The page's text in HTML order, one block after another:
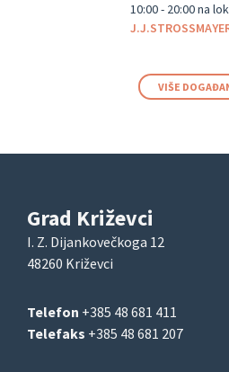
10:00 - 20:00na
VIŠE
Grad Križevci
I. Z. Dijankovečkoga 12
48260 Križevci
Telefon +385 48 681 411
Telefaks +385 48 681 207